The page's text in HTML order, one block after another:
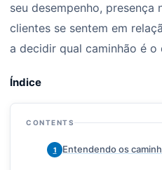
seu desempenho,
clientes se sentem em
a decidir qual caminhão é
Índice
CONTENTS
1 Entendendo os